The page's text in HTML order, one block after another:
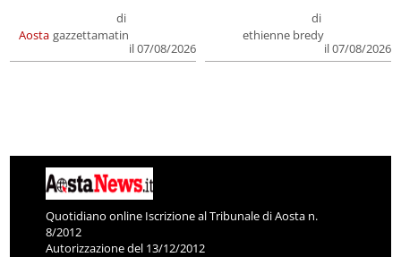
Aosta
di
gazzettamatin
il 07/08/2026
di
ethienne bredy
il 07/08/2026
Quotidiano online Iscrizione al Tribunale di Aosta n.
8/2012
Autorizzazione del 13/12/2012